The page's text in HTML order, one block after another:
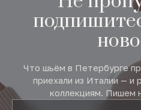
Что шьём в Петербурге
приехали из Италии — и
коллекциям. Пишем